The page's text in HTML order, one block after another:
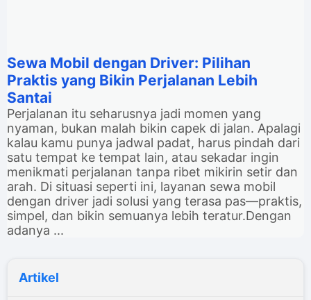
Sewa Mobil dengan Driver: Pilihan
Praktis yang Bikin Perjalanan Lebih
Santai
Perjalanan itu seharusnya jadi momen yang
nyaman, bukan malah bikin capek di jalan. Apalagi
kalau kamu punya jadwal padat, harus pindah dari
satu tempat ke tempat lain, atau sekadar ingin
menikmati perjalanan tanpa ribet mikirin setir dan
arah. Di situasi seperti ini, layanan sewa mobil
dengan driver jadi solusi yang terasa pas—praktis,
simpel, dan bikin semuanya lebih teratur.Dengan
adanya ...
Artikel